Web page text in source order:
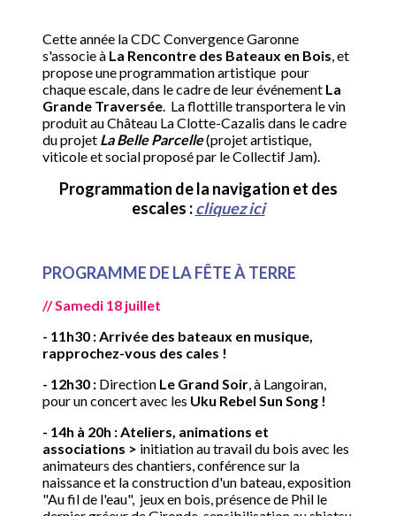
Cette année la CDC Convergence Garonne
s'associe à La Rencontre des Bateaux en Bois, et
propose une programmation artistique pour
chaque escale, dans le cadre de leur événement La
Grande Traversée. La flottille transportera le vin
produit au Château La Clotte-Cazalis dans le cadre
du projet La Belle Parcelle(projet artistique,
viticole et social proposé par le Collectif Jam).
Programmation de la navigation et des
escales :cliquez ici
PROGRAMME DE LA FÊTE À TERRE
// Samedi 18 juillet
- 11h30 : Arrivée des bateaux en musique,
rapprochez-vous des cales !
- 12h30 : Direction Le Grand Soir, à Langoiran,
pour un concert avec les Uku Rebel Sun Song !
- 14h à 20h : Ateliers, animations et
associations > initiation au travail du bois avec les
animateurs des chantiers, conférence sur la
naissance et la construction d'un bateau, exposition
"Au fil de l'eau", jeux en bois, présence de Phil le